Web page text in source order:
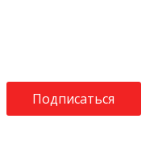
Подписаться